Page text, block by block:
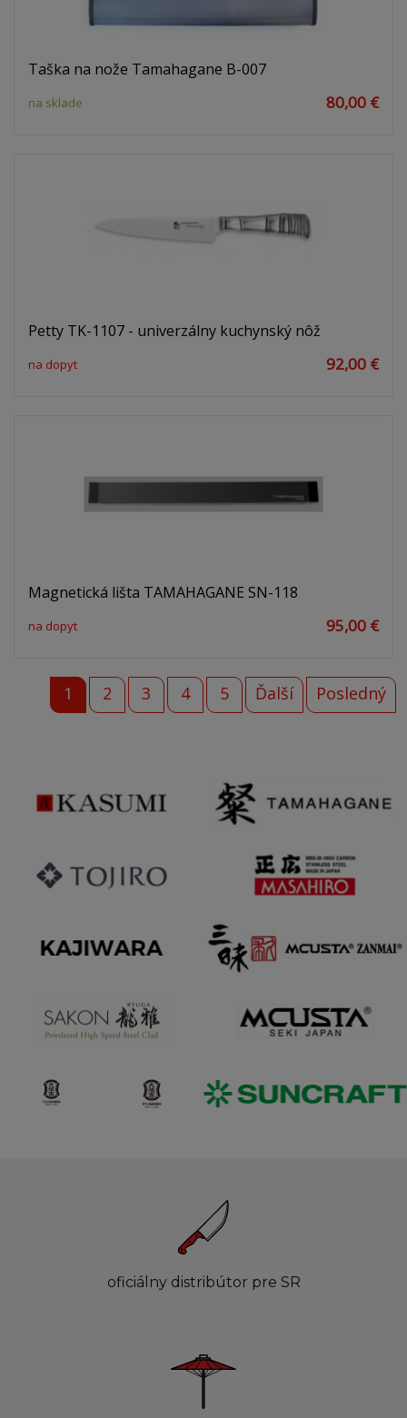
Taška na nože Tamahagane B-007
na sklade 80,00 €
Petty TK-1107 - univerzálny kuchynský nôž
na dopyt 92,00 €
Magnetická lišta TAMAHAGANE SN-118
na dopyt 95,00 €
1 2 3 4 5 Ďalší Posledný
oficiálny distribútor pre SR